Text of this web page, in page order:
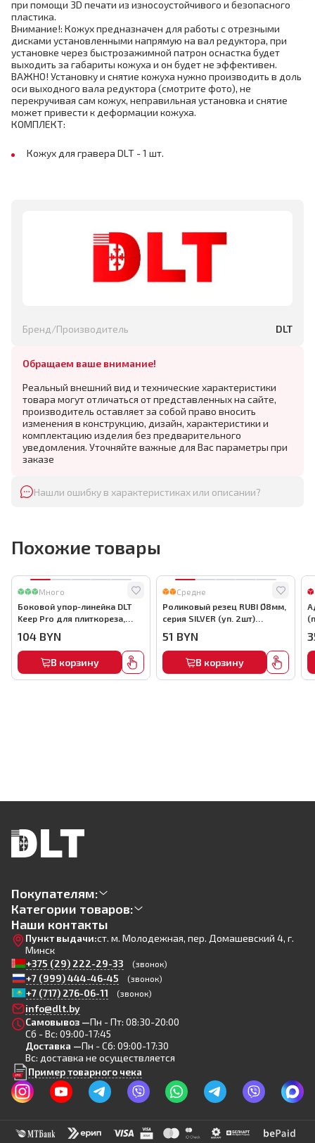
при помощи 3D печати из износоустойчивого и безопасного
пластика.
Внимание!: Кожух предназначен для работы с отрезными
дисками установленными напрямую на вал редуктора, при
установке через быстрозажимной патрон оснастка будет
выходить за габариты кожуха и он будет не эффективен.
ВАЖНО! Установку и снятие кожуха нужно производить в доль
оси выходного вала редуктора (смотрите фото), не
перекручивая сам кожух, неправильная установка и снятие
может привести к деформации кожуха.
КОМПЛЕКТ:
Кожух для гравера DLT - 1 шт.
Бренд/Производитель DLT
Обращаем ваше внимание!
Реальный внешний вид и технические характеристики
товара могут отличаться от представленных на сайте,
производитель оставляет за собой право вносить
изменения в конструкцию, дизайн, характеристики и
комплектацию изделия без предварительного
уведомления. Уточняйте важные для Вас параметры при
заказе
Нашли ошибку в характеристиках или описании?
Похожие товары
Много
Боковой упор-линейка DLT
Keep Pro для плиткореза,
104 BYN
В корзину
Средне
Роликовый резец RUBI Ø8мм,
серия SILVER (уп. 2шт)
51 BYN
В корзину
Покупателям:
Категории товаров:
Наши контакты
Пункт выдачи:ст. м. Молодежная, пер. Домашевский 4, г.
Минск
+375 (29) 222-29-33
(звонок)
+7 (999) 444-46-45 (звонок)
+7 (717) 276-06-11 (звонок)
info@dlt.by
Самовывоз —Пн - Пт: 08:30-20:00
Сб - Вс: 09:00-17:45
Доставка —Пн - Сб: 09:00-17:30
Вс: доставка не осуществляется
Пример товарного чека